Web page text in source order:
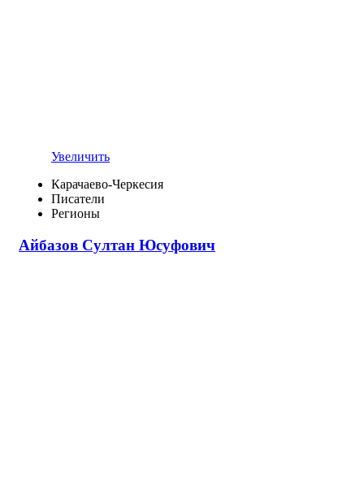
Увеличить
Карачаево-Черкесия
Писатели
Регионы
Айбазов Султан Юсуфович